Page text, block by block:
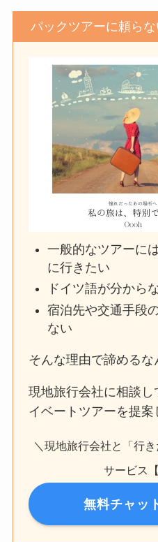
パックツアーに頼ら
一般的なツアーに
に行きたい
ドイツ語が分から
宿泊先や交通手段
ない
そんな理由で諦めるな
現地旅行会社に相談
イベートツアーを提案
＼現地旅行会社と「行
サービス
無料チャッ